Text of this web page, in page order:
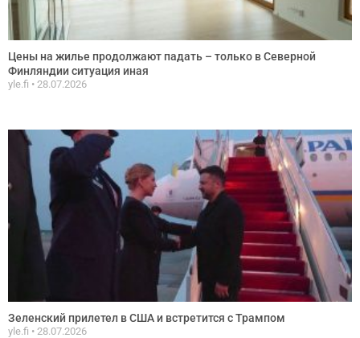
Цены на жилье продолжают падать – только в Северной
Финляндии ситуация иная
yle.fi 28.07.2026
Зеленский прилетел в США и встретится с Трампом
yle.fi 28.07.2026